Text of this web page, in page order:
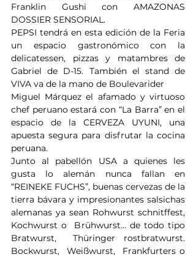
Franklin Gushi con AMAZONAS
DOSSIER SENSORIAL.
PEPSI tendrá en esta edición de la Feria
un espacio gastronómico con la
delicatessen, pizzas y matambres de
Gabriel de D-15. También el stand de
VIVA va de la mano de Boulevarider
Miguel Márquez el afamado y virtuoso
chef peruano estará con “La Barra” en el
espacio de la CERVEZA UYUNI, una
apuesta segura para disfrutar la cocina
peruana.
Junto al pabellón USA a quienes les
gusta lo alemán nunca fallan en
“REINEKE FUCHS”, buenas cervezas de la
tierra bávara y impresionantes salsichas
alemanas ya sean Rohwurst schnitffest,
Kochwurst o  Brühwurst… de todo tipo
Bratwurst,  Thüringer rostbratwurst.
Bockwurst,  Weißwurst,  Frankfurters o